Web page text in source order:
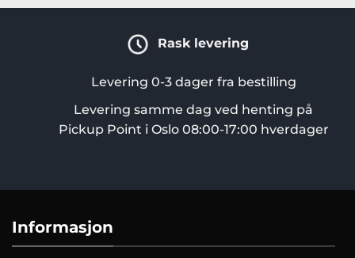
Rask levering
Levering 0-3 dager fra bestilling
Levering samme dag ved henting på
Pickup Point i Oslo 08:00-17:00 hverdager
Informasjon